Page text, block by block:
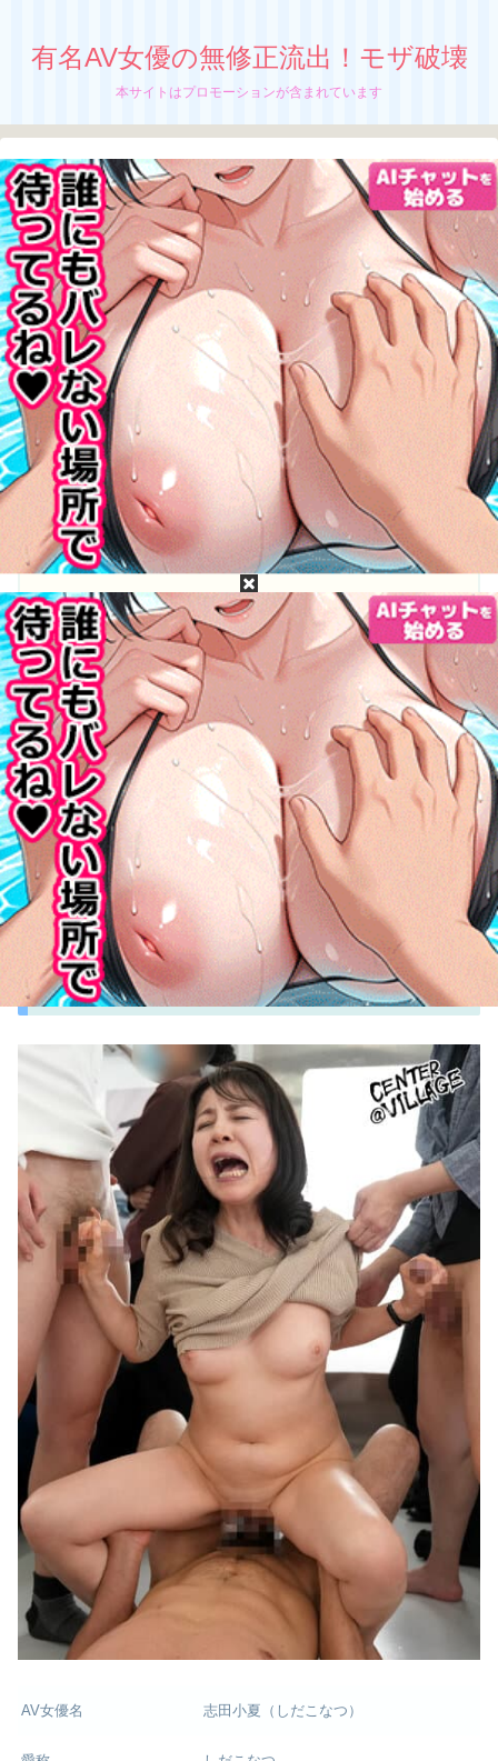
有名AV女優の無修正流出！モザ破壊
本サイトはプロモーションが含まれています
【志田小夏】無修正流出！モザイク破壊！
六十路妻が溺れ乱れ狂っていく
ちぬう
衰え知らずの性欲と瑞々しい性反応、
志田小夏の無修正動画が流出中か！？
さっちん
「志田小夏」の無修正動画の流出が止まんね
ーぜ！
目次
志田小夏って誰？志田小夏のプロフィール
志田小夏の無修正動画・モザイク破壊は無料で流
出してるか？
志田小夏の［広告なし・高画質・高精細］無修
正・モザイク破壊流出動画が見たい！
志田小夏って誰？志田小夏のプロフィー
ル
AV女優名 志田小夏（しだこなつ）